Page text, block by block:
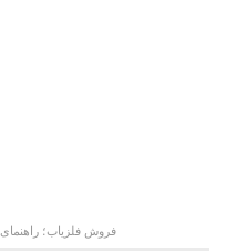
فروش فلزیاب؛